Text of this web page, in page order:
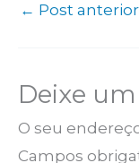
← Post anterior
Deixe
O seu
Campos